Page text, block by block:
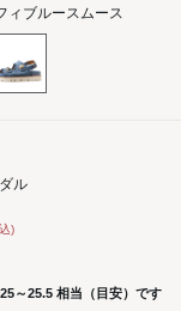
ィブルースムース
ル
)
～25.5 相当（目安）です